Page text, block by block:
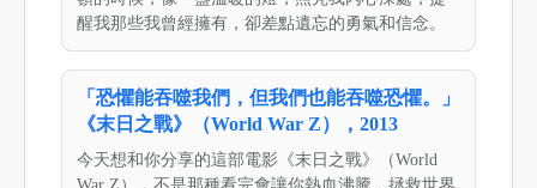
醒我那些我曾經擁有，卻差點遺忘的勇氣和信念。
「恐懼能吞噬我們，但我們也能吞噬恐懼。」
《末日之戰》（World War Z），2013
今天想和你分享的這部電影《末日之戰》（World